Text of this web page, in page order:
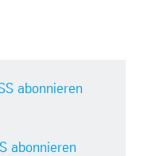
abonnieren
abonnieren